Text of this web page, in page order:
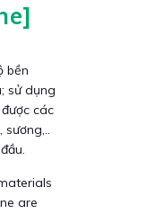
bền
sử dụng
các
are